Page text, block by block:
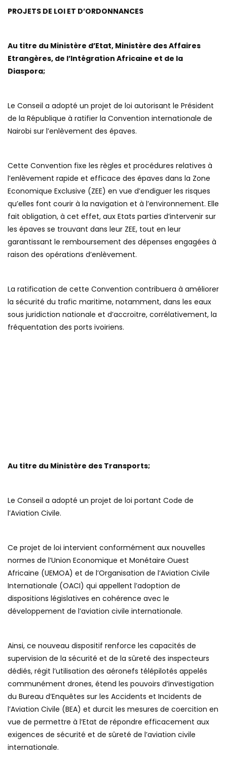
PROJETS DE LOI ET D’ORDONNANCES
Au titre du Ministère d’Etat, Ministère des Affaires
Etrangères, de l’Intégration Africaine et de la
Diaspora;
Le Conseil a adopté un projet de loi autorisant le Président
de la République à ratifier la Convention internationale de
Nairobi sur l’enlèvement des épaves.
Cette Convention fixe les règles et procédures relatives à
l’enlèvement rapide et efficace des épaves dans la Zone
Economique Exclusive (ZEE) en vue d’endiguer les risques
qu’elles font courir à la navigation et à l’environnement. Elle
fait obligation, à cet effet, aux Etats parties d’intervenir sur
les épaves se trouvant dans leur ZEE, tout en leur
garantissant le remboursement des dépenses engagées à
raison des opérations d’enlèvement.
La ratification de cette Convention contribuera à améliorer
la sécurité du trafic maritime, notamment, dans les eaux
sous juridiction nationale et d’accroitre, corrélativement, la
fréquentation des ports ivoiriens.
Au titre du Ministère des Transports;
Le Conseil a adopté un projet de loi portant Code de
l’Aviation Civile.
Ce projet de loi intervient conformément aux nouvelles
normes de l’Union Economique et Monétaire Ouest
Africaine (UEMOA) et de l’Organisation de l’Aviation Civile
Internationale (OACI) qui appellent l’adoption de
dispositions législatives en cohérence avec le
développement de l’aviation civile internationale.
Ainsi, ce nouveau dispositif renforce les capacités de
supervision de la sécurité et de la sûreté des inspecteurs
dédiés, régit l’utilisation des aéronefs télépilotés appelés
communément drones, étend les pouvoirs d’investigation
du Bureau d’Enquêtes sur les Accidents et Incidents de
l’Aviation Civile (BEA) et durcit les mesures de coercition en
vue de permettre à l’Etat de répondre efficacement aux
exigences de sécurité et de sûreté de l’aviation civile
internationale.